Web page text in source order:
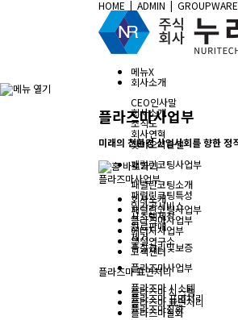
HOME | ADMIN | GROUPWARE
메뉴X
회사소개
CEO인사말
회사소개
조직도
회사연혁
찾아오시는길
패럴린코팅사업부
패럴린코팅소개
패럴린코팅특성
임가공서비스
시스템제작
원료판매
제거
품질관리및보증
플라즈마사업부
플라즈마 시스템
플라즈마 표면처리
플라즈마질화
플라즈마사업부
미래의 친환경 산업사회를 향한
플라즈마사업부
회사소개
패럴린코팅사업부
플라즈마사업부
에너지사업부
부설연구소
고객센터
플라즈마 표면처리
플라즈마 시스템
플라즈마 표면처리
플라즈마질화